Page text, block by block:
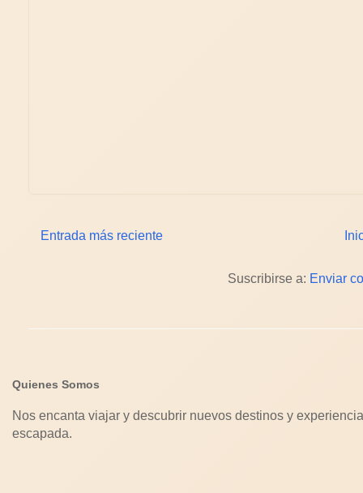
Entrada más reciente
Suscribirse a: Enviar
Quienes Somos
Nos encanta viajar y descubrir nuevos destinos y
escapada.